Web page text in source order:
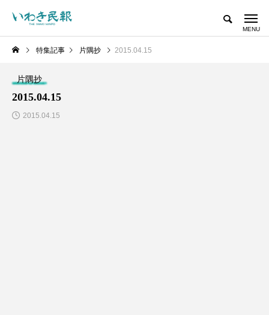
特集記事 片隅抄 2015.04.15
片隅抄
2015.04.15
2015.04.15